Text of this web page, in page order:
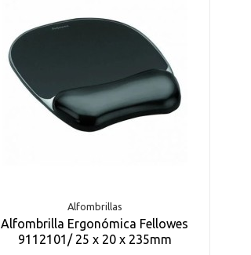
Alfombrillas
Alfombrilla Ergonómica Fellowes
9112101/ 25 x 20 x 235mm